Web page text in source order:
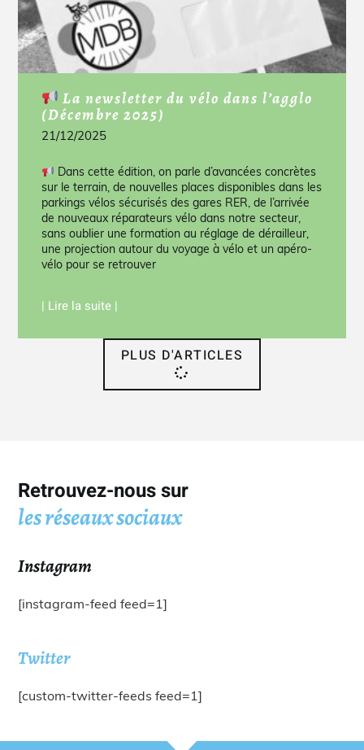
La newsletter du vélo dans l’agglo
(Décembre 2025)
21/12/2025
Dans cette édition, on parle d’avancées concrètes
sur le terrain, de nouvelles places disponibles dans les
parkings vélos sécurisés des gares RER, de l’arrivée
de nouveaux réparateurs vélo dans notre secteur,
sans oublier une formation au réglage de dérailleur,
une projection autour du voyage à vélo et un apéro-
vélo pour se retrouver
| Lire la suite |
PLUS D'ARTICLES
Retrouvez-nous sur
les réseaux sociaux
Instagram
[instagram-feed feed=1]
Twitter
[custom-twitter-feeds feed=1]